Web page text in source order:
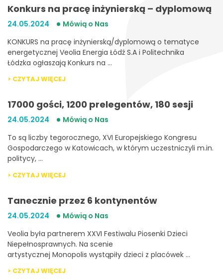
Konkurs na pracę inżynierską – dyplomową
24.05.2024
Mówią o Nas
KONKURS na pracę inżynierską/dyplomową o tematyce
energetycznej Veolia Energia Łódź S.A i Politechnika
Łódzka ogłaszają Konkurs na …
> CZYTAJ WIĘCEJ
17000 gości, 1200 prelegentów, 180 sesji
24.05.2024
Mówią o Nas
To są liczby tegorocznego, XVI Europejskiego Kongresu
Gospodarczego w Katowicach, w którym uczestniczyli m.in.
politycy, …
> CZYTAJ WIĘCEJ
Tanecznie przez 6 kontynentów
24.05.2024
Mówią o Nas
Veolia była partnerem XXVI Festiwalu Piosenki Dzieci
Niepełnosprawnych. Na scenie
artystycznej Monopolis wystąpiły dzieci z placówek …
> CZYTAJ WIĘCEJ